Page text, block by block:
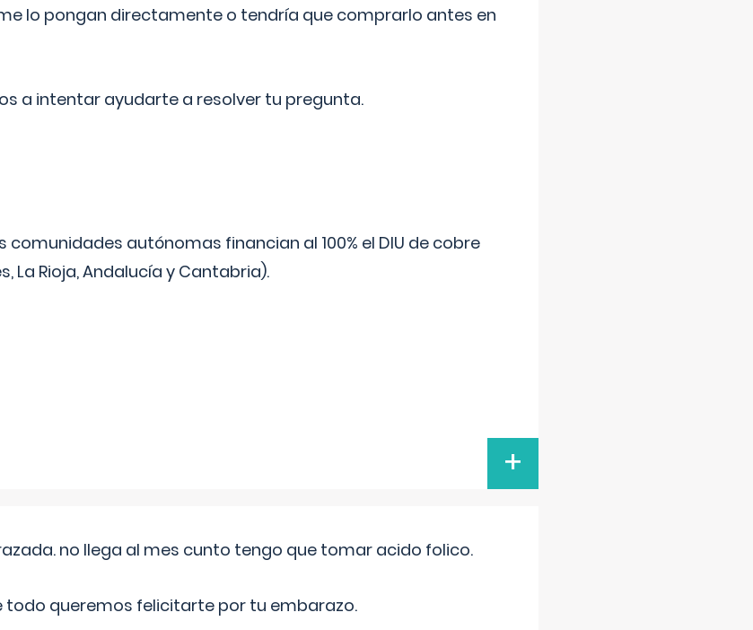
lo pongan directamente o tendría que comprarlo antes en
a intentar ayudarte a resolver tu pregunta.
autónomas financian al 100% el DIU de cobre
La Rioja, Andalucía y Cantabria).
+
no llega al mes cunto tengo que tomar acido folico.
todo queremos felicitarte por tu embarazo.